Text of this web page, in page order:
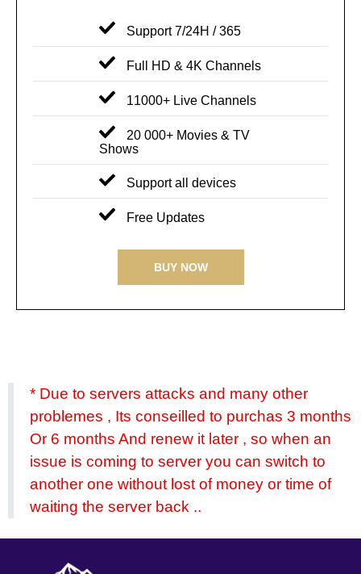
Support 7/24H / 365
Full HD & 4K Channels
11000+ Live Channels
20 000+ Movies & TV
Shows
Support all devices
Free Updates
BUY NOW
* Due to servers attacks and many other
problemes , Its conseilled to purchas 3 months
Or 6 months And renew it later , so when an
issue is coming to server you can switch to
another one without lost of money or time of
waiting the server back ..